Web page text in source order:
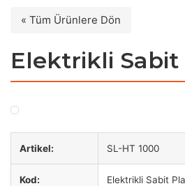
« Tüm Ürünlere Dön
Elektrikli
Artikel: SL-HT 1000
Kod: Elektrikli Sabit